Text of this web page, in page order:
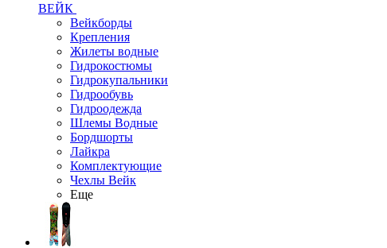
ВЕЙК
Вейкборды
Крепления
Жилеты водные
Гидрокостюмы
Гидрокупальники
Гидрообувь
Гидроодежда
Шлемы Водные
Бордшорты
Лайкра
Комплектующие
Чехлы Вейк
Еще